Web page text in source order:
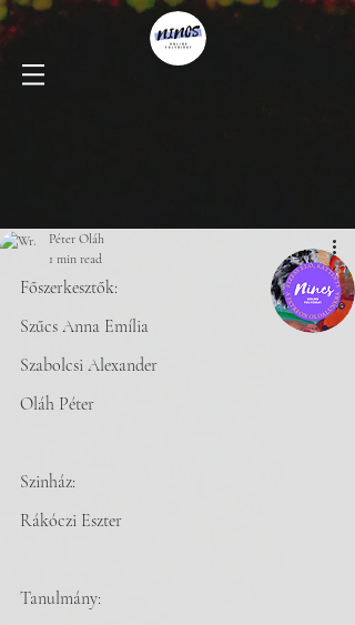
Péter Oláh
1 min read
Főszerkesztők:
Szűcs Anna Emília
Szabolcsi Alexander
Oláh Péter
Szinház:
Rákóczi Eszter
Tanulmány: